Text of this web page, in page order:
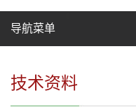
导航菜单
技术资料